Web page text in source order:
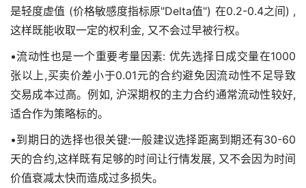
是轻度虚值 (价格敏感度指标原"Delta值") 在0.2-0.4之间) ,
这样既能收取一定的权利金, 又不会过早被行权。
•流动性也是一个重要考量因素: 优先选择日成交量在1000
张以上,买卖价差小于0.01元的合约避免因流动性不足导致
交易成本过高。例如, 沪深期权的主力合约通常流动性较好,
适合作为策略标的。
•到期日的选择也很关键:一般建议选择距离到期还有30-60
天的合约,这样既有足够的时间让行情发展, 又不会因为时间
价值衰减太快而造成过多损失。